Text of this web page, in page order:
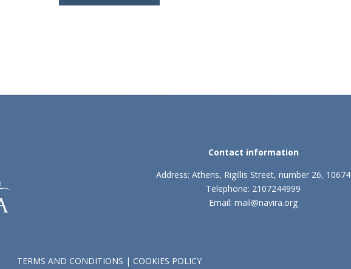
Contact information
Address: Athens, Rigillis Street, number 26, 10674
Telephone: 2107244999
Email: mail@navira.org
TERMS AND CONDITIONS | COOKIES POLICY